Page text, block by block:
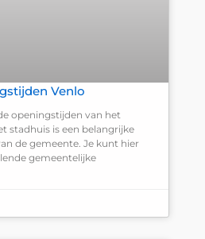
Venlo
openingstijden van het
stadhuis is een belangrijke
de gemeente. Je kunt hier
gemeentelijke